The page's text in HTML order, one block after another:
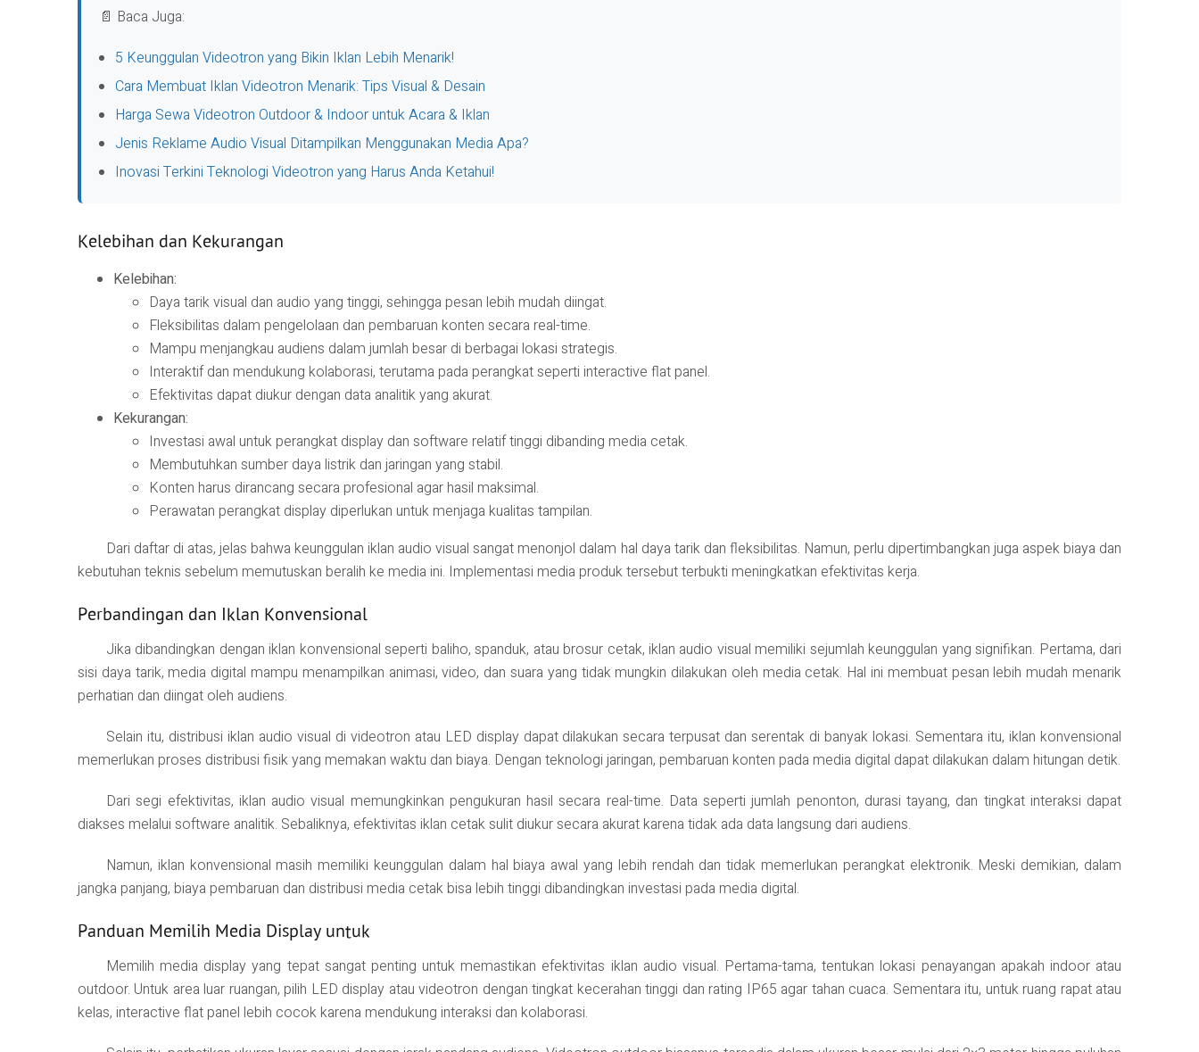
📄 Baca Juga:
5 Keunggulan Videotron yang Bikin Iklan Lebih Menarik!
Cara Membuat Iklan Videotron Menarik: Tips Visual & Desain
Harga Sewa Videotron Outdoor & Indoor untuk Acara & Iklan
Jenis Reklame Audio Visual Ditampilkan Menggunakan Media Apa?
Inovasi Terkini Teknologi Videotron yang Harus Anda Ketahui!
Kelebihan dan Kekurangan
Kelebihan:
Daya tarik visual dan audio yang tinggi, sehingga pesan lebih mudah diingat.
Fleksibilitas dalam pengelolaan dan pembaruan konten secara real-time.
Mampu menjangkau audiens dalam jumlah besar di berbagai lokasi strategis.
Interaktif dan mendukung kolaborasi, terutama pada perangkat seperti interactive flat panel.
Efektivitas dapat diukur dengan data analitik yang akurat.
Kekurangan:
Investasi awal untuk perangkat display dan software relatif tinggi dibanding media cetak.
Membutuhkan sumber daya listrik dan jaringan yang stabil.
Konten harus dirancang secara profesional agar hasil maksimal.
Perawatan perangkat display diperlukan untuk menjaga kualitas tampilan.
Dari daftar di atas, jelas bahwa keunggulan iklan audio visual sangat menonjol dalam hal daya tarik dan fleksibilitas. Namun, perlu dipertimbangkan juga aspek biaya dan
kebutuhan teknis sebelum memutuskan beralih ke media ini. Implementasi media produk tersebut terbukti meningkatkan efektivitas kerja.
Perbandingan dan Iklan Konvensional
Jika dibandingkan dengan iklan konvensional seperti baliho, spanduk, atau brosur cetak, iklan audio visual memiliki sejumlah keunggulan yang signifikan. Pertama, dari
sisi daya tarik, media digital mampu menampilkan animasi, video, dan suara yang tidak mungkin dilakukan oleh media cetak. Hal ini membuat pesan lebih mudah menarik
perhatian dan diingat oleh audiens.
Selain itu, distribusi iklan audio visual di videotron atau LED display dapat dilakukan secara terpusat dan serentak di banyak lokasi. Sementara itu, iklan konvensional
memerlukan proses distribusi fisik yang memakan waktu dan biaya. Dengan teknologi jaringan, pembaruan konten pada media digital dapat dilakukan dalam hitungan detik.
Dari segi efektivitas, iklan audio visual memungkinkan pengukuran hasil secara real-time. Data seperti jumlah penonton, durasi tayang, dan tingkat interaksi dapat
diakses melalui software analitik. Sebaliknya, efektivitas iklan cetak sulit diukur secara akurat karena tidak ada data langsung dari audiens.
Namun, iklan konvensional masih memiliki keunggulan dalam hal biaya awal yang lebih rendah dan tidak memerlukan perangkat elektronik. Meski demikian, dalam
jangka panjang, biaya pembaruan dan distribusi media cetak bisa lebih tinggi dibandingkan investasi pada media digital.
Panduan Memilih Media Display untuk
Memilih media display yang tepat sangat penting untuk memastikan efektivitas iklan audio visual. Pertama-tama, tentukan lokasi penayangan apakah indoor atau
outdoor. Untuk area luar ruangan, pilih LED display atau videotron dengan tingkat kecerahan tinggi dan rating IP65 agar tahan cuaca. Sementara itu, untuk ruang rapat atau
kelas, interactive flat panel lebih cocok karena mendukung interaksi dan kolaborasi.